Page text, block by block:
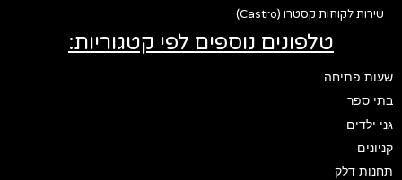
שירות לקוחות קסטרו (Castro)
טלפונים נוספים לפי קטגוריות:
שעות פתיחה
בתי ספר
גני ילדים
קניונים
תחנות דלק